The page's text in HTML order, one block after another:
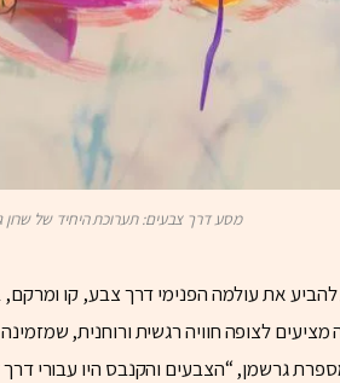
מסע דרך צבעים: תערוכת היחיד של שרון
את עולמה הפנימי דרך צבע, קו
לצופה חוויה רגשית ורוחנית,
גרשמן, “הצבעים והקנבס היו עבורי